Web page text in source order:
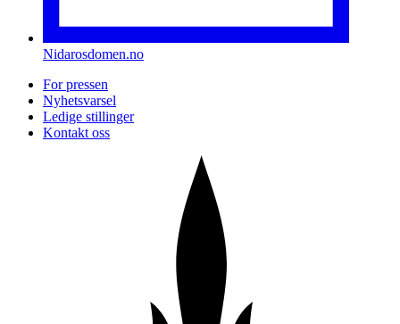
Nidarosdomen.no
For pressen
Nyhetsvarsel
Ledige stillinger
Kontakt oss